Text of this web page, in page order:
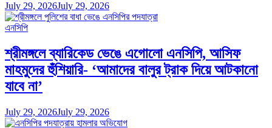
July 29, 2026July 29, 2026
এনসিপি
শ্রীমঙ্গলে ব্যারিকেড ভেঙে এগোলো এনসিপি, আসিফ
মাহমুদের হুঁশিয়ারি- ‘আমাদের বালুর ট্রাক দিয়ে আটকানো
যাবে না’
July 29, 2026July 29, 2026